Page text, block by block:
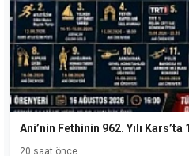
Ani’nin Fethinin 962. Yılı
20 saat önce